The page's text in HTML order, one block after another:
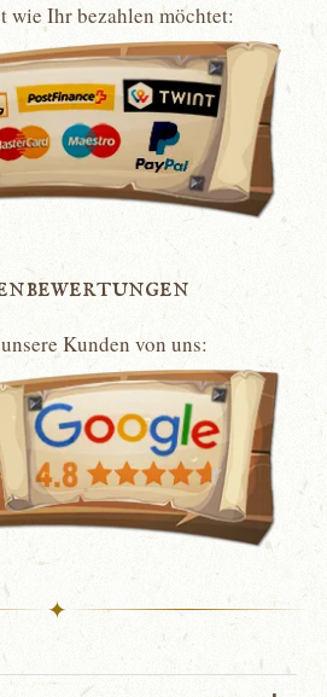
wie Ihr bezahlen möchtet:
Kunden von uns:
✦